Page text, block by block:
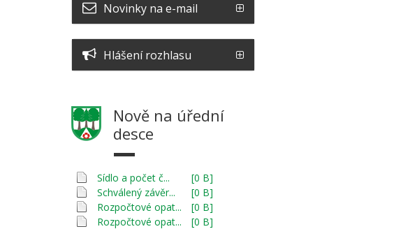
Novinky na e-mail
Hlášení rozhlasu
Nově na úřední
desce
Sídlo a počet č...
[0 B]
Schválený závěr...
[0 B]
Rozpočtové opat...
[0 B]
Rozpočtové opat...
[0 B]